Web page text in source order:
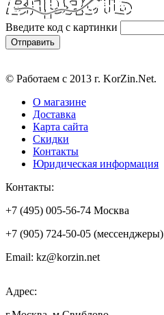
Введите код с картинки
© Работаем с 2013 г. KorZin.Net.
О магазине
Доставка
Карта сайта
Скидки
Контакты
Юридическая информация
Контакты:
+7 (495) 005-56-74 Москва
+7 (905) 724-50-05 (мессенджеры)
Email: kz@korzin.net
Адрес: